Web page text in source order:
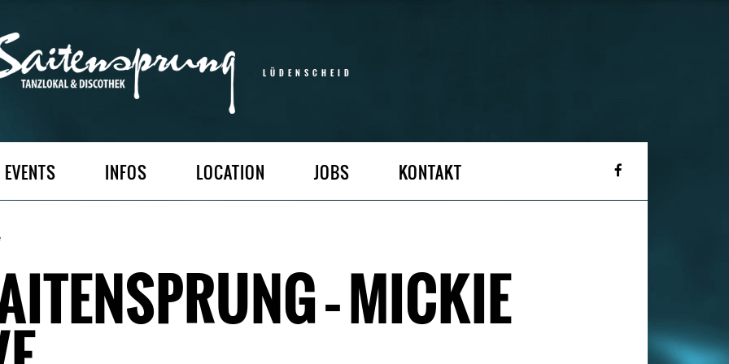
LÜDENSCHEID
EVENTS INFOS LOCATION JOBS KONTAKT
– MICKIE